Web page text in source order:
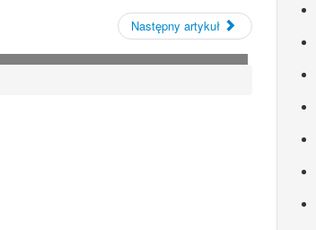
Następny artykuł